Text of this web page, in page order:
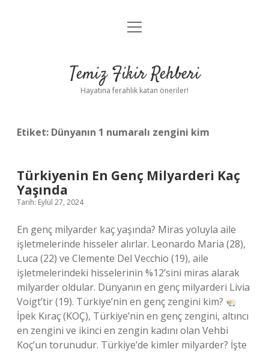
Anasayfa
Yasal Uyarı
menüyü
Temiz Fikir Rehberi
Hayatına ferahlık katan öneriler!
Etiket: Dünyanın 1 numaralı zengini kim
Türkiyenin En Genç Milyarderi Kaç
Yaşında
Tarih: Eylül 27, 2024
En genç milyarder kaç yaşında? Miras yoluyla aile
işletmelerinde hisseler alırlar. Leonardo Maria (28),
Luca (22) ve Clemente Del Vecchio (19), aile
işletmelerindeki hisselerinin %12’sini miras alarak
milyarder oldular. Dünyanın en genç milyarderi Livia
Voigt’tir (19). Türkiye’nin en genç zengini kim?
İpek Kıraç (KOÇ), Türkiye’nin en genç zengini, altıncı
en zengini ve ikinci en zengin kadını olan Vehbi
Koç’un torunudur. Türkiye’de kimler milyarder? İşte